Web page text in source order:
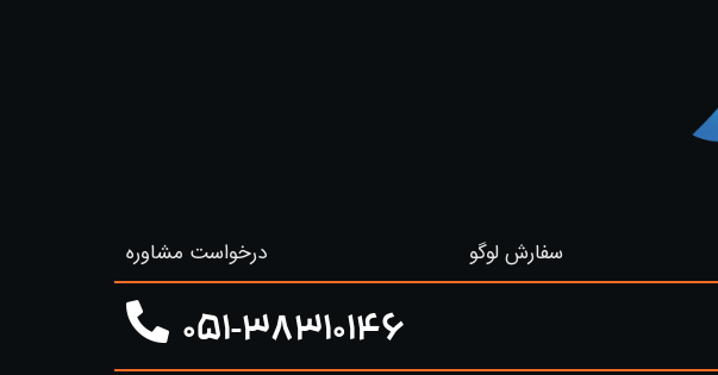
سفارش لوگو
درخواست مشاوره
051-38310146